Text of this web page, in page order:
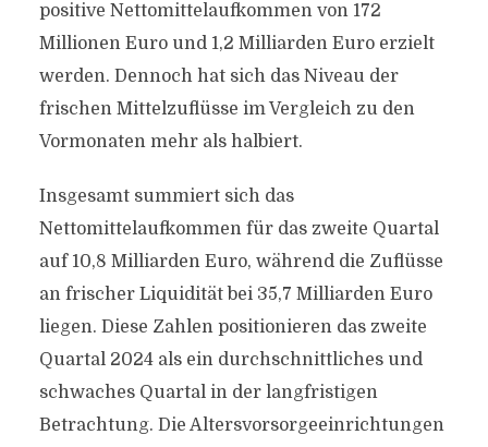
positive Nettomittelaufkommen von 172
Millionen Euro und 1,2 Milliarden Euro erzielt
werden. Dennoch hat sich das Niveau der
frischen Mittelzuflüsse im Vergleich zu den
Vormonaten mehr als halbiert.
Insgesamt summiert sich das
Nettomittelaufkommen für das zweite Quartal
auf 10,8 Milliarden Euro, während die Zuflüsse
an frischer Liquidität bei 35,7 Milliarden Euro
liegen. Diese Zahlen positionieren das zweite
Quartal 2024 als ein durchschnittliches und
schwaches Quartal in der langfristigen
Betrachtung. Die Altersvorsorgeeinrichtungen